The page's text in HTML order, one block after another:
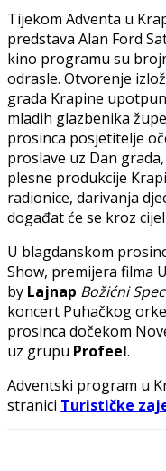
Tijekom Adventa u
predstava Alan Ford
kino programu su
odrasle. Otvorenje
grada Krapine
mladih glazbenika
prosinca posjetitelje
proslave uz Dan
plesne produkcije
radionice, darivanja
događat će se kroz
U blagdanskom
Show, premijera filma
by Lajnap Božićni
koncert Puhačkog
prosinca dočekom
uz grupu Profeel.
Adventski program u
stranici Turističke